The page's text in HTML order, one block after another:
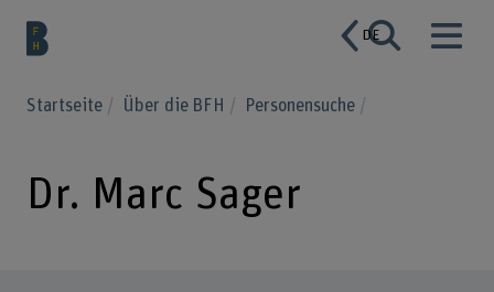
DE
Startseite Über die BFH Personensuche
Dr. Marc Sager